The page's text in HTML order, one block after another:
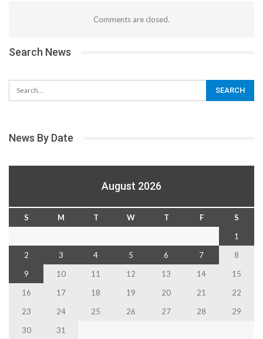
Comments are closed.
Search News
News By Date
August 2026
S M T W T F
S
1
2
3 4 5 6 7
8
9
10 11 12 13 14
15
16
17 18 19 20 21
22
23
24 25 26 27 28
29
30
31